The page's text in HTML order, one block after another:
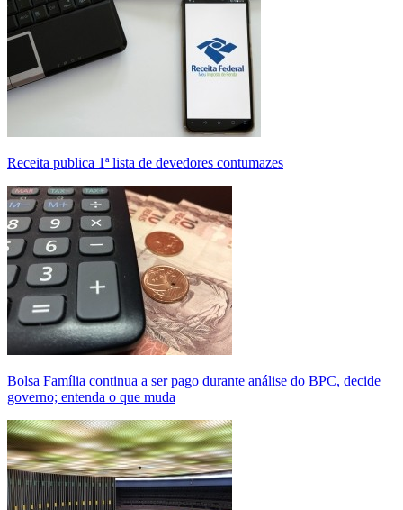
Receita publica 1ª lista de devedores contumazes
Bolsa Família continua a ser pago durante análise do BPC, decide
governo; entenda o que muda